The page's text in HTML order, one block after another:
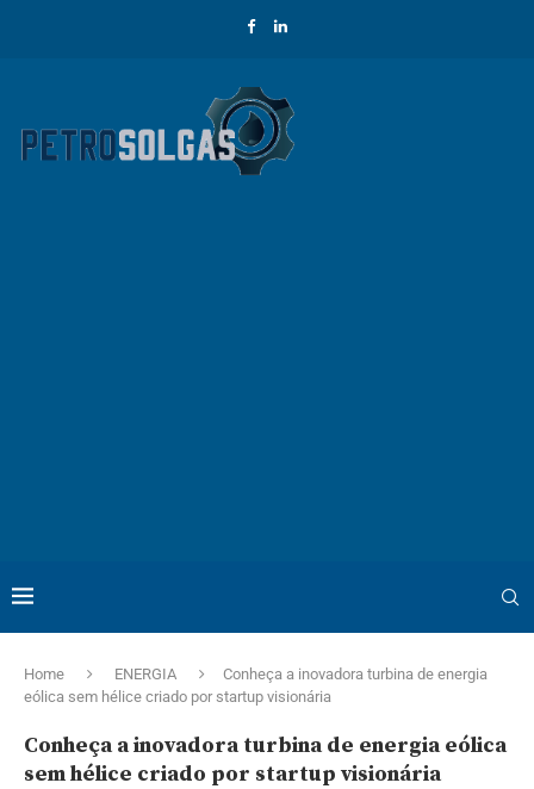
Home ENERGIA
Conheça a inovadora turbina de energia
eólica sem hélice criado por startup visionária
Conheça a inovadora turbina de energia eólica
sem hélice criado por startup visionária